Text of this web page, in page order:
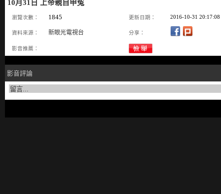
10月31日 上帝親自申冤
瀏覽次數： 1845 更新日期： 2016-10-31 20:17:08
資料來源： 新眼光電視台 分享：
影音推薦：
影音評論